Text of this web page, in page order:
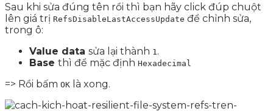
Sau khi sửa đúng tên rồi thì bạn hãy click đúp chuột
lên giá trị RefsDisableLastAccessUpdate để chỉnh sửa,
trong ô:
Value data sửa lại thành 1 .
Base thì để mặc định Hexadecimal
=> Rồi bấm OK là xong.